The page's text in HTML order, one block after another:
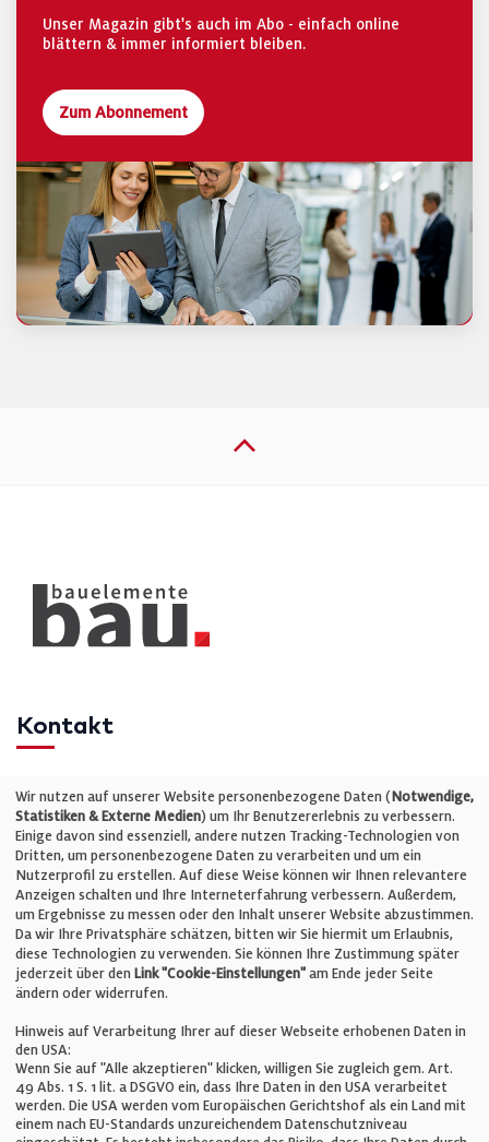
Unser Magazin gibt's auch im Abo - einfach online
blättern & immer informiert bleiben.
Zum Abonnement
Kontakt
Telefon: +49 (0)711 2585563-0
E-Mail:info@bauelemente-bau.eu
Unternehmen
Impressum
Cookie-Einstellungen
AGB
Wir nutzen auf unserer Website personenbezogene Daten (Notwendige,
Statistiken & Externe Medien) um Ihr Benutzererlebnis zu verbessern.
Einige davon sind essenziell, andere nutzen Tracking-Technologien von
Dritten, um personenbezogene Daten zu verarbeiten und um ein
Nutzerprofil zu erstellen. Auf diese Weise können wir Ihnen relevantere
Anzeigen schalten und Ihre Interneterfahrung verbessern. Außerdem,
um Ergebnisse zu messen oder den Inhalt unserer Website abzustimmen.
Da wir Ihre Privatsphäre schätzen, bitten wir Sie hiermit um Erlaubnis,
diese Technologien zu verwenden. Sie können Ihre Zustimmung später
jederzeit über den Link "Cookie-Einstellungen" am Ende jeder Seite
ändern oder widerrufen.
Hinweis auf Verarbeitung Ihrer auf dieser Webseite erhobenen Daten in
den USA:
Wenn Sie auf "Alle akzeptieren" klicken, willigen Sie zugleich gem. Art.
49 Abs. 1 S. 1 lit. a DSGVO ein, dass Ihre Daten in den USA verarbeitet
werden. Die USA werden vom Europäischen Gerichtshof als ein Land mit
einem nach EU-Standards unzureichendem Datenschutzniveau